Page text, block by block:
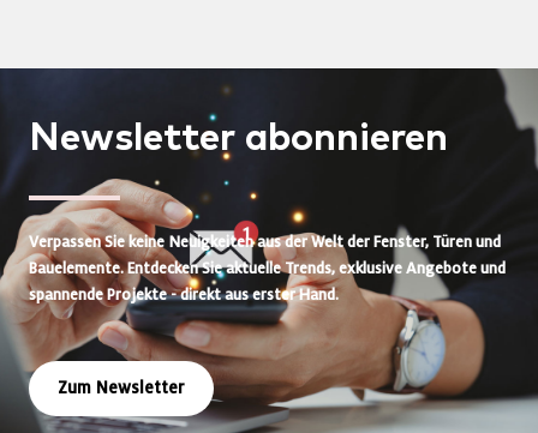
Newsletter abonnieren
Verpassen Sie keine Neuigkeiten aus der Welt der Fenster, Türen und
Bauelemente. Entdecken Sie aktuelle Trends, exklusive Angebote und
spannende Projekte - direkt aus erster Hand.
Zum Newsletter